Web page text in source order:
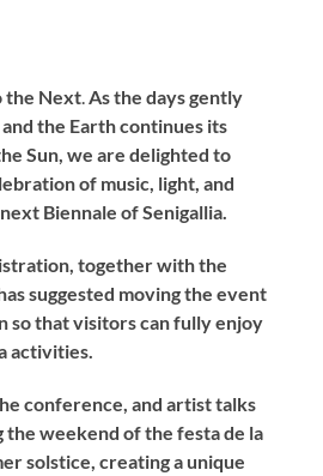
the Next.As the days gently
the Earth continues its
Sun, we are delighted to
of music, light, and
Biennale of Senigallia.
together with the
suggested moving the event
so that visitors can fully enjoy
activities.
conference, and artist talks
weekend of the festa de la
solstice, creating a unique